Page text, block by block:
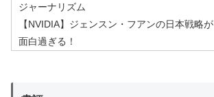
ジャーナリズム
【NVIDIA】ジェンスン・フアンの日本戦略が
面白過ぎる！